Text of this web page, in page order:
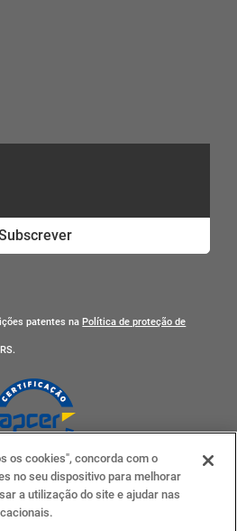
patentes naPolítica de proteção de
os cookies", concorda com o
no seu dispositivo para melhorar
a utilização do site e ajudar nas